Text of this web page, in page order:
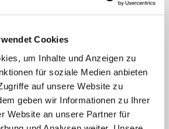
Cookies
um Inhalte und Anzeigen zu
für soziale Medien anbieten
auf unsere Website zu
geben wir Informationen zu Ihrer
Website an unsere Partner für